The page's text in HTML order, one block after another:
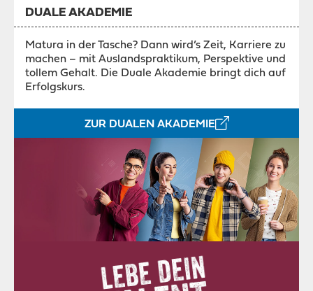
DUALE AKADEMIE
Matura in der Tasche? Dann wird’s Zeit, Karriere zu
machen – mit Auslandspraktikum, Perspektive und
tollem Gehalt. Die Duale Akademie bringt dich auf
Erfolgskurs.
ZUR DUALEN AKADEMIE